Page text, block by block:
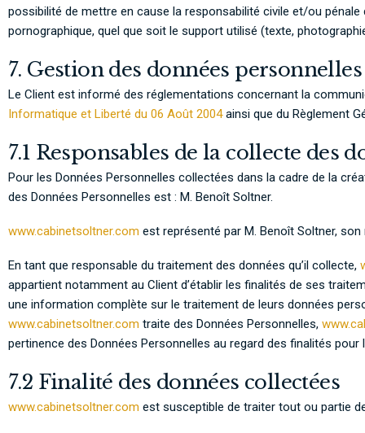
possibilité de mettre en cause la responsabilité civile et/ou
pornographique, quel que soit le support utilisé (texte,
7. Gestion des données personnelles
Le Client est informé des réglementations concernant la
Informatique et Liberté du 06 Août 2004ainsi que du Règlement
7.1 Responsables de la collecte des
Pour les Données Personnelles collectées dans la cadre de la
des Données Personnelles est : M. Benoît Soltner.
www.cabinetsoltner.com est représenté par M. Benoît Soltner,
En tant que responsable du traitement des données qu’il collecte,
appartient notamment au Client d’établir les finalités de ses
une information complète sur le traitement de leurs données
www.cabinetsoltner.com traite des Données Personnelles,
pertinence des Données Personnelles au regard des finalités
7.2 Finalité des données collectées
www.cabinetsoltner.com est susceptible de traiter tout ou partie